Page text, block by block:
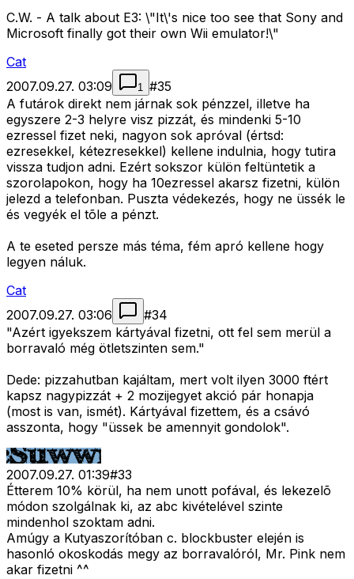
C.W. - A talk about E3: \"It\'s nice too see that Sony and
Microsoft finally got their own Wii emulator!\"
Cat
2007.09.27. 03:09
1 #35
A futárok direkt nem járnak sok pénzzel, illetve ha
egyszere 2-3 helyre visz pizzát, és mindenki 5-10
ezressel fizet neki, nagyon sok apróval (értsd:
ezresekkel, kétezresekkel) kellene indulnia, hogy tutira
vissza tudjon adni. Ezért sokszor külön feltüntetik a
szorolapokon, hogy ha 10ezressel akarsz fizetni, külön
jelezd a telefonban. Puszta védekezés, hogy ne üssék le
és vegyék el tõle a pénzt.
A te eseted persze más téma, fém apró kellene hogy
legyen náluk.
Cat
2007.09.27. 03:06
#34
"Azért igyekszem kártyával fizetni, ott fel sem merül a
borravaló még ötletszinten sem."
Dede: pizzahutban kajáltam, mert volt ilyen 3000 ftért
kapsz nagypizzát + 2 mozijegyet akció pár honapja
(most is van, ismét). Kártyával fizettem, és a csávó
asszonta, hogy "üssek be amennyit gondolok".
2007.09.27. 01:39#33
Étterem 10% körül, ha nem unott pofával, és lekezelõ
módon szolgálnak ki, az abc kivételével szinte
mindenhol szoktam adni.
Amúgy a Kutyaszorítóban c. blockbuster elején is
hasonló okoskodás megy az borravalóról, Mr. Pink nem
akar fizetni ^^